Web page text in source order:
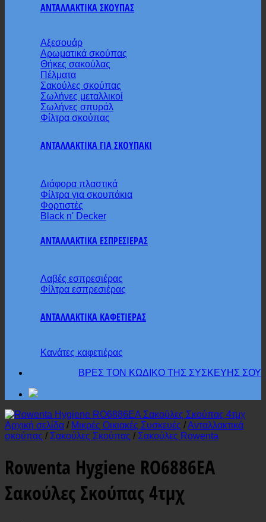
ΑΝΤΑΛΛΑΚΤΙΚΑ ΣΚΟΥΠΑΣ
Αξεσουάρ
Αρωματικά σκούπας
Θήκες σακούλας
Πέλματα
Σακούλες σκούπας
Σωλήνες μεταλλικοί
Σωλήνες σπυράλ
Φίλτρα σκούπας
ΑΝΤΑΛΛΑΚΤΙΚΑ ΓΙΑ ΣΚΟΥΠΑΚΙ
Διάφορα πλαστικά
Φίλτρα για σκουπάκια
Φορτιστές
Black n' Decker
ΑΝΤΑΛΛΑΚΤΙΚΑ ΕΣΠΡΕΣΙΕΡΑΣ
Λαβές εσπρεσιέρας
Φίλτρα εσπρεσιέρας
ΑΝΤΑΛΛΑΚΤΙΚΑ ΚΑΦΕΤΙΕΡΑΣ
Κανάτες καφετιέρας
ΒΡΕΣ ΤΟΝ ΚΩΔΙΚΟ ΤΗΣ ΣΥΣΚΕΥΗΣ ΣΟΥ
Αρχική σελίδα / Μικρές Οικιακές Συσκευές /Ανταλλακτικά
σκούπας / Σακούλες Σκούπας / Σακούλες Rowenta
Rowenta Hygiene RO6886EA
Σακούλες Σκούπας 4τμχ